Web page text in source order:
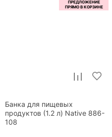
Банка для пищевых
продуктов (1.2 л) Native 886-
108